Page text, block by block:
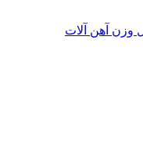
وزن آهن آلات